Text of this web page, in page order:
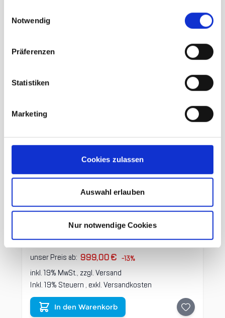
Notwendig
Präferenzen
Statistiken
Marketing
Cookies zulassen
Auswahl erlauben
Nur notwendige Cookies
UVP1.149,95 €
unser Preis ab: 999,00 € -13%
inkl. 19% MwSt., zzgl.Versand
Inkl. 19% Steuern , exkl.Versandkosten
In den Warenkorb